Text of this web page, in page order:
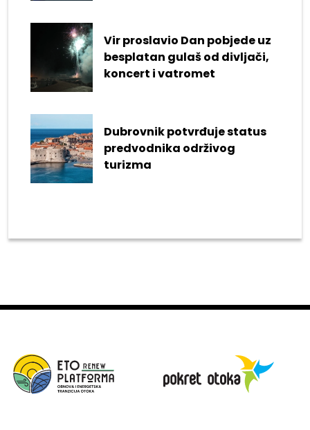
Vir proslavio Dan pobjede uz
besplatan gulaš od divljači,
koncert i vatromet
Dubrovnik potvrđuje status
predvodnika održivog
turizma